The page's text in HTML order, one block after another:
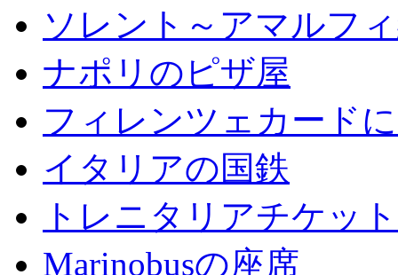
ソレント～アマルフ
ナポリのピザ屋
フィレンツェカード
イタリアの国鉄
トレニタリアチケッ
Marinobusの座席